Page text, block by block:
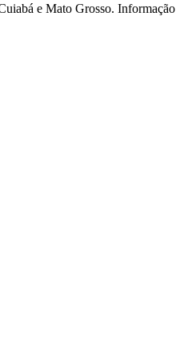
e Mato Grosso.